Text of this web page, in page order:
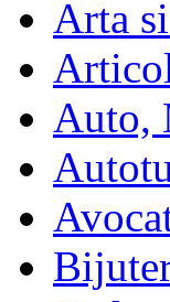
Arta
Auto,